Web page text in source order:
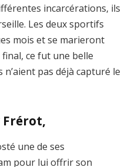
incarcérations, ils
Les deux sportifs
mois et se marieront
ce fut une belle
n’aient pas déjà capturé le
Frérot,
une de ses
pour lui offrir son